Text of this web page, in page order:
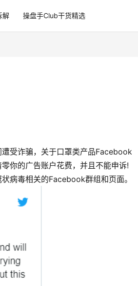
解 操盘手Club干货精选
受诈骗，关于口罩类产品Facebook
你的广告账户花费，并且不能申诉!
病毒相关的Facebook群组和页面。